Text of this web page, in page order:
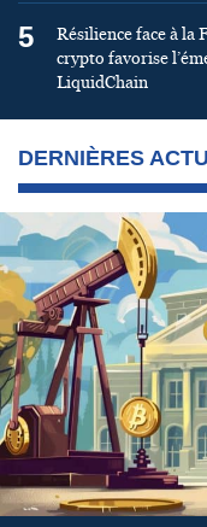
5
Résilience face à la
crypto favorise
LiquidChain
DERNIÈRES